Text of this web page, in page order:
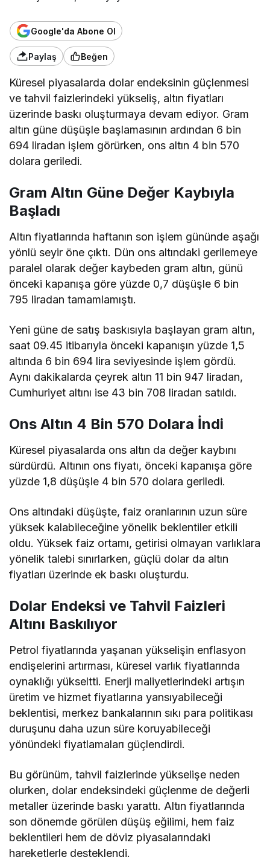
Google'da Abone Ol
Paylaş Beğen
Küresel piyasalarda dolar endeksinin güçlenmesi
ve tahvil faizlerindeki yükseliş, altın fiyatları
üzerinde baskı oluşturmaya devam ediyor. Gram
altın güne düşüşle başlamasının ardından 6 bin
694 liradan işlem görürken, ons altın 4 bin 570
dolara geriledi.
Gram Altın Güne Değer Kaybıyla
Başladı
Altın fiyatlarında haftanın son işlem gününde aşağı
yönlü seyir öne çıktı. Dün ons altındaki gerilemeye
paralel olarak değer kaybeden gram altın, günü
önceki kapanışa göre yüzde 0,7 düşüşle 6 bin
795 liradan tamamlamıştı.
Yeni güne de satış baskısıyla başlayan gram altın,
saat 09.45 itibarıyla önceki kapanışın yüzde 1,5
altında 6 bin 694 lira seviyesinde işlem gördü.
Aynı dakikalarda çeyrek altın 11 bin 947 liradan,
Cumhuriyet altını ise 43 bin 708 liradan satıldı.
Ons Altın 4 Bin 570 Dolara İndi
Küresel piyasalarda ons altın da değer kaybını
sürdürdü. Altının ons fiyatı, önceki kapanışa göre
yüzde 1,8 düşüşle 4 bin 570 dolara geriledi.
Ons altındaki düşüşte, faiz oranlarının uzun süre
yüksek kalabileceğine yönelik beklentiler etkili
oldu. Yüksek faiz ortamı, getirisi olmayan varlıklara
yönelik talebi sınırlarken, güçlü dolar da altın
fiyatları üzerinde ek baskı oluşturdu.
Dolar Endeksi ve Tahvil Faizleri
Altını Baskılıyor
Petrol fiyatlarında yaşanan yükselişin enflasyon
endişelerini artırması, küresel varlık fiyatlarında
oynaklığı yükseltti. Enerji maliyetlerindeki artışın
üretim ve hizmet fiyatlarına yansıyabileceği
beklentisi, merkez bankalarının sıkı para politikası
duruşunu daha uzun süre koruyabileceği
yönündeki fiyatlamaları güçlendirdi.
Bu görünüm, tahvil faizlerinde yükselişe neden
olurken, dolar endeksindeki güçlenme de değerli
metaller üzerinde baskı yarattı. Altın fiyatlarında
son dönemde görülen düşüş eğilimi, hem faiz
beklentileri hem de döviz piyasalarındaki
hareketlerle desteklendi.